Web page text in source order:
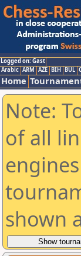
Logged on: Gast
Arabic ARM AZE BIH BUL
Home
Note:
of all
shown